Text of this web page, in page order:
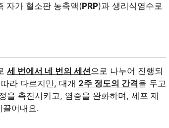
자가 혈소판 농축액(PRP)과 생리식염수로
세 번에서 네 번의 세션 으로 나누어 진행되
라 다르지만, 대개 2주 정도의 간격을 두고
을 촉진시키고, 염증을 완화하며, 세포 재
끌어내요.